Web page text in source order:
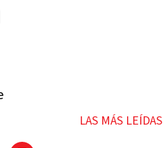
LAS MÁS LEÍDAS